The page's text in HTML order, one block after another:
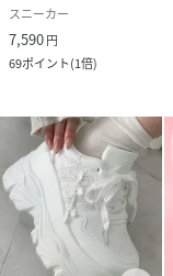
スニーカー
7,590円
69ポイント(1倍)